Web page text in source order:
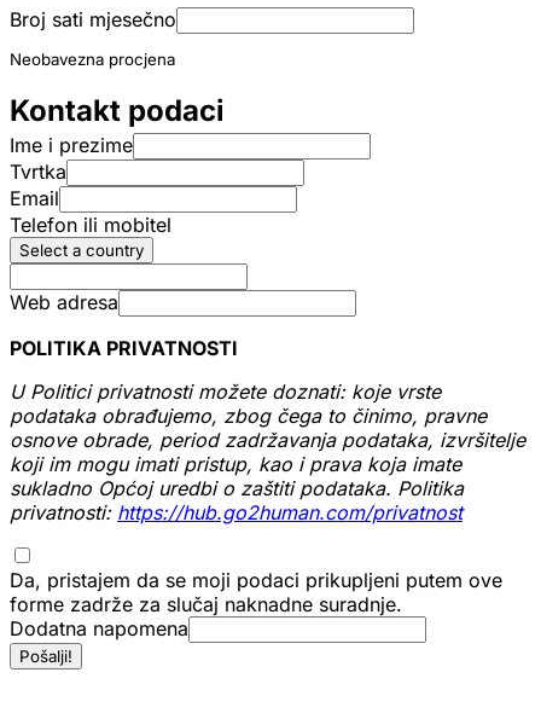
Broj sati mjesečno
Neobavezna procjena
Kontakt podaci
Ime i prezime
Tvrtka
Email
Telefon ili mobitel
Select a country
Web adresa
POLITIKA PRIVATNOSTI
U Politici privatnosti možete doznati: koje vrste
podataka obrađujemo, zbog čega to činimo, pravne
osnove obrade, period zadržavanja podataka, izvršitelje
koji im mogu imati pristup, kao i prava koja imate
sukladno Općoj uredbi o zaštiti podataka. Politika
privatnosti: https://hub.go2human.com/privatnost
Da, pristajem da se moji podaci prikupljeni putem ove
forme zadrže za slučaj naknadne suradnje.
Dodatna napomena
Pošalji!